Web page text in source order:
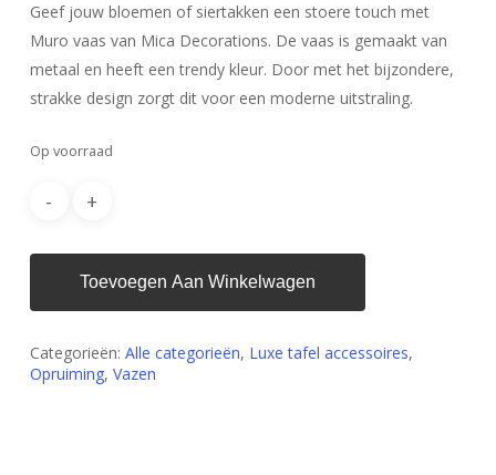
Geef jouw bloemen of siertakken een stoere touch met
Muro vaas van Mica Decorations. De vaas is gemaakt van
metaal en heeft een trendy kleur. Door met het bijzondere,
strakke design zorgt dit voor een moderne uitstraling.
Op voorraad
Toevoegen Aan Winkelwagen
Categorieën: Alle categorieën, Luxe tafel accessoires,
Opruiming, Vazen